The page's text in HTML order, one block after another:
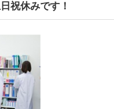
祝休みです！